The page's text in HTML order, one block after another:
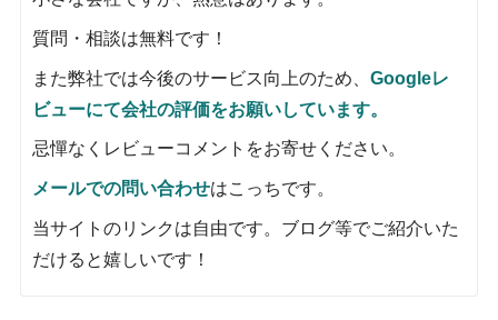
質問・相談は無料です！
また弊社では今後のサービス向上のため、 Googleレ
ビューにて会社の評価をお願いしています。
忌憚なくレビューコメントをお寄せください。
メールでの問い合わせはこっちです。
当サイトのリンクは自由です。ブログ等でご紹介いた
だけると嬉しいです！